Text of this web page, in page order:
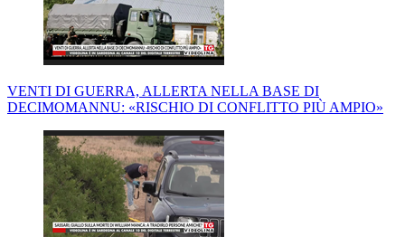
VENTI DI GUERRA, ALLERTA NELLA BASE DI
DECIMOMANNU: «RISCHIO DI CONFLITTO PIÙ AMPIO»